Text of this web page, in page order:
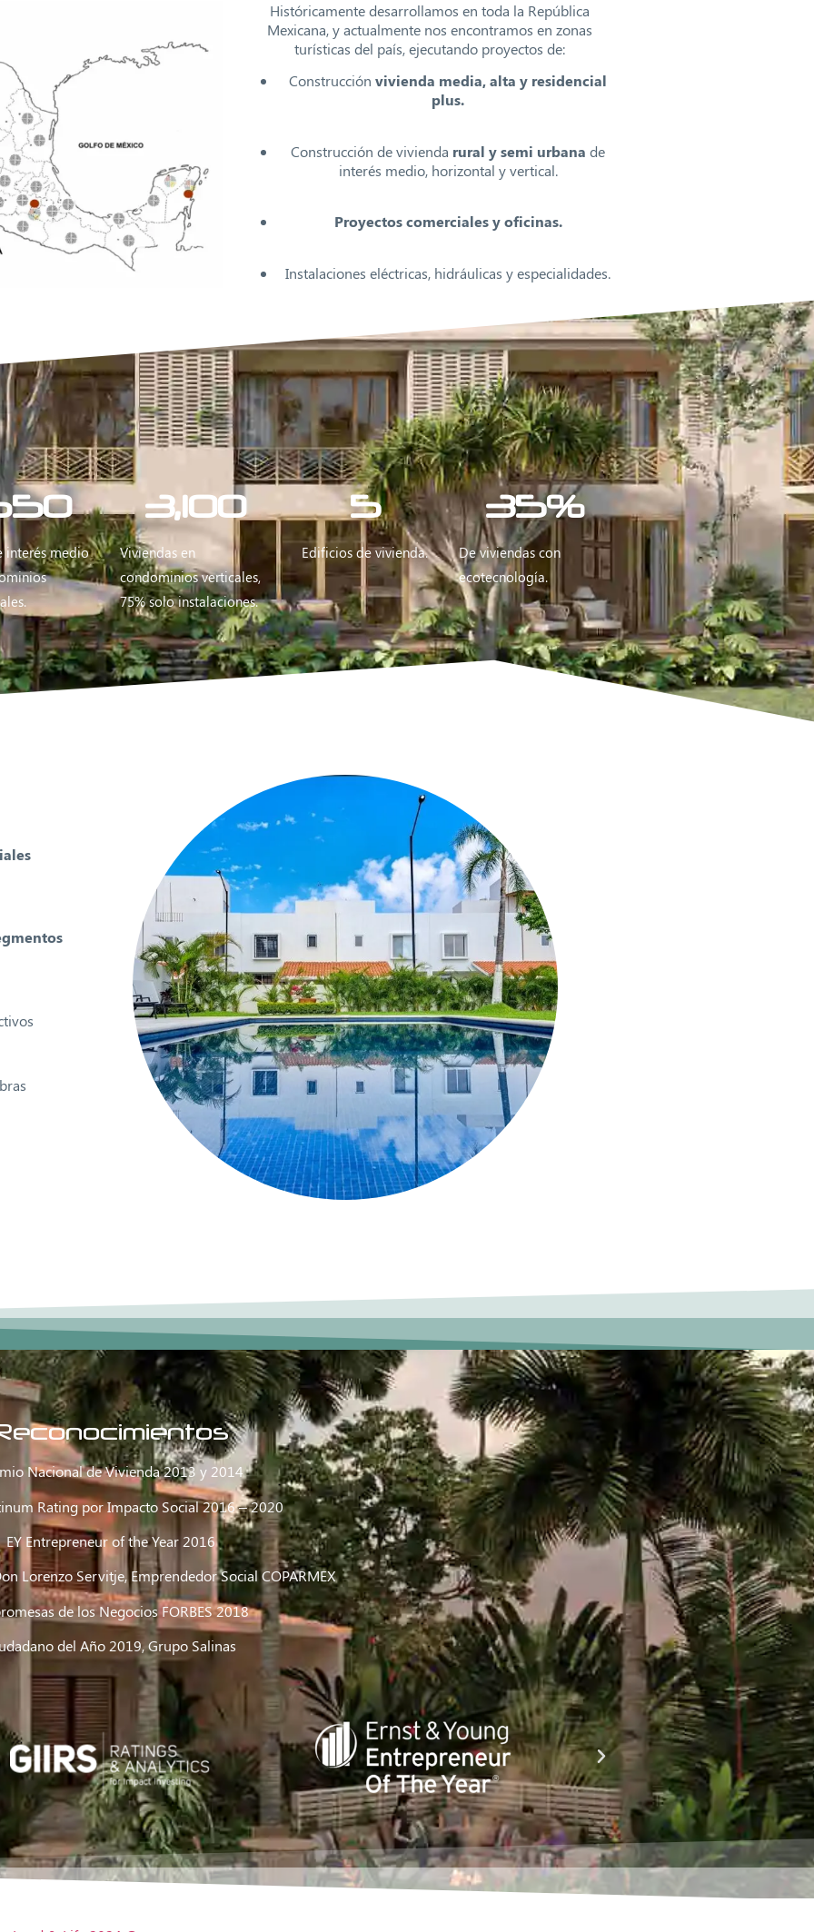
Históricamente desarrollamos en toda la República
Mexicana, y actualmente nos encontramos en zonas
turísticas del país, ejecutando proyectos de:
Construcciónvivienda media, alta y residencial
plus.
Construcción de vivienda rural y semi urbanade
interés medio, horizontal y vertical.
Proyectos comerciales y oficinas.
Instalaciones eléctricas, hidráulicas y especialidades.
interés medio
Viviendas en
condominios verticales,
75% solo instalaciones.
3,100
Edificios de vivienda.
5
De viviendas con
ecotecnología.
35%
Nacional de Vivienda 2013 y 2014
Rating por Impacto Social 2016 – 2020
EY Entrepreneur of the Year 2016
Lorenzo Servitje, Emprendedor Social COPARMEX
de los Negocios FORBES 2018
del Año 2019, Grupo Salinas